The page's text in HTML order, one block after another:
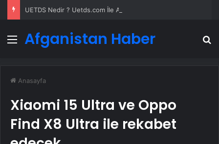
Menü
Afganistan Haber
Anasayfa
Xiaomi 15 Ultra ve Oppo
Find X8 Ultra ile rekabet